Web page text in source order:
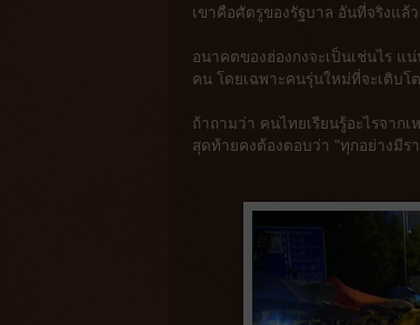
เขาคือศัตรูของรัฐบาล อันที่จริงแล้
อนาคตของฮ่องกงจะเป็นเช่นไร แ
คน โดยเฉพาะคนรุ่นใหม่ที่จะเติบ
ถ้าถามว่า คนไทยเรียนรู้อะไรจาก
สุดท้ายคงต้องตอบว่า "ทุกอย่างมีร